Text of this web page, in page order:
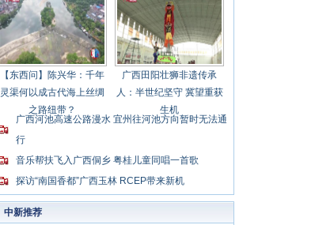
【东西问】陈兴华：千年
灵渠何以成古代海上丝绸
之路纽带？
广西田阳壮狮非遗传承
人：半世纪坚守 冀望重获
生机
广西河池高速公路漫水 宜州往河池方向暂时无法通
行
音乐帮扶飞入广西侗乡 粤桂儿童同唱一首歌
探访“南国香都”广西玉林 RCEP带来新机
中新推荐